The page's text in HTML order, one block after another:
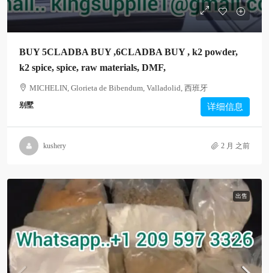
BUY 5CLADBA BUY ,6CLADBA BUY , k2 powder,
k2 spice, spice, raw materials, DMF,
MICHELIN, Glorieta de Bibendum, Valladolid, 西班牙
别墅 详细信息
kushery 2 月 之前
出售